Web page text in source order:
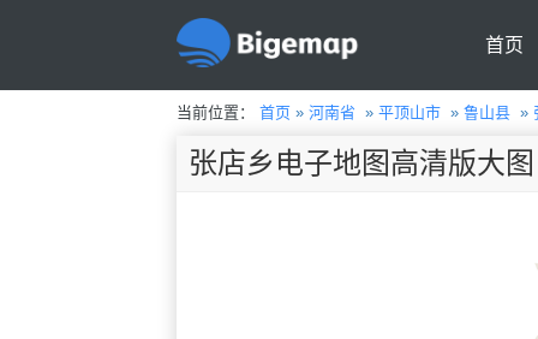
首页
当前位置： 首页» 河南省 » 平顶山市» 鲁山县»
张店乡电子地图高清版大图